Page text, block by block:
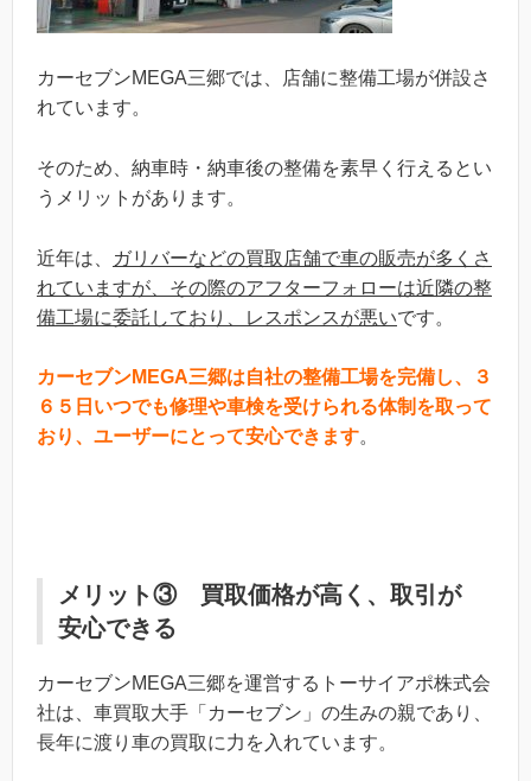
カーセブンMEGA三郷では、店舗に整備工場が併設さ
れています。
そのため、納車時・納車後の整備を素早く行えるとい
うメリットがあります。
近年は、
ガリバーなどの買取店舗で車の販売が多くさ
れていますが、その際のアフターフォローは近隣の整
備工場に委託しており、レスポンスが悪いです。
カーセブンMEGA三郷は自社の整備工場を完備し、３
６５日いつでも修理や車検を受けられる体制を取って
おり、ユーザーにとって安心できます。
メリット③ 買取価格が高く、取引が
安心できる
カーセブンMEGA三郷を運営するトーサイアポ株式会
社は、車買取大手「カーセブン」の生みの親であり、
長年に渡り車の買取に力を入れています。